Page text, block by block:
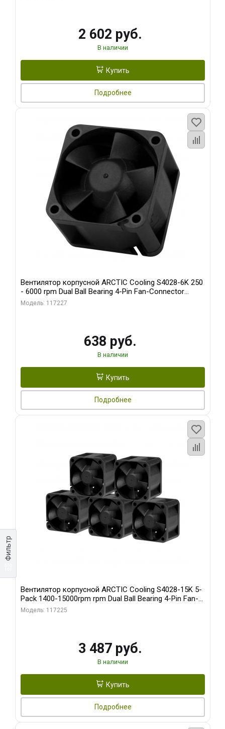
Фильтр
2 602 руб.
В наличии
Купить
Подробнее
Вентилятор корпусной ARCTIC Cooling S4028-6K 250
- 6000 rpm Dual Ball Bearing 4-Pin Fan-Connector
(ACFAN00185A)
Модель: 117227
638 руб.
В наличии
Купить
Подробнее
Вентилятор корпусной ARCTIC Cooling S4028-15K 5-
Pack 1400-15000rpm rpm Dual Ball Bearing 4-Pin Fan-
Connector (ACFAN00274A)
Модель: 117225
3 487 руб.
В наличии
Купить
Подробнее